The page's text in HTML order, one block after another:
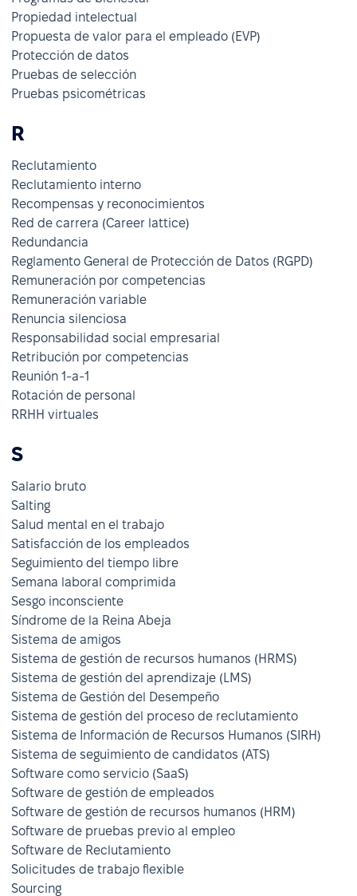
Propiedad intelectual
Propuesta de valor para el empleado (EVP)
Protección de datos
Pruebas de selección
Pruebas psicométricas
R
Reclutamiento
Reclutamiento interno
Recompensas y reconocimientos
Red de carrera (Career lattice)
Redundancia
Reglamento General de Protección de Datos (RGPD)
Remuneración por competencias
Remuneración variable
Renuncia silenciosa
Responsabilidad social empresarial
Retribución por competencias
Reunión 1-a-1
Rotación de personal
RRHH virtuales
S
Salario bruto
Salting
Salud mental en el trabajo
Satisfacción de los empleados
Seguimiento del tiempo libre
Semana laboral comprimida
Sesgo inconsciente
Síndrome de la Reina Abeja
Sistema de amigos
Sistema de gestión de recursos humanos (HRMS)
Sistema de gestión del aprendizaje (LMS)
Sistema de Gestión del Desempeño
Sistema de gestión del proceso de reclutamiento
Sistema de Información de Recursos Humanos (SIRH)
Sistema de seguimiento de candidatos (ATS)
Software como servicio (SaaS)
Software de gestión de empleados
Software de gestión de recursos humanos (HRM)
Software de pruebas previo al empleo
Software de Reclutamiento
Solicitudes de trabajo flexible
Sourcing